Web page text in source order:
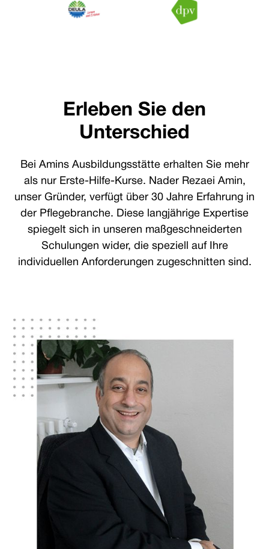
Erleben Sie den
Unterschied
Bei Amins Ausbildungsstätte erhalten Sie mehr
als nur Erste-Hilfe-Kurse. Nader Rezaei Amin,
unser Gründer, verfügt über 30 Jahre Erfahrung in
der Pflegebranche. Diese langjährige Expertise
spiegelt sich in unseren maßgeschneiderten
Schulungen wider, die speziell auf Ihre
individuellen Anforderungen zugeschnitten sind.